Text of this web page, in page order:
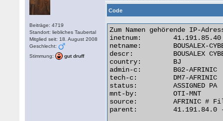
Beiträge: 4719
Standort: liebliches Taubertal
Mitglied seit: 18. August 2008
Geschlecht:
Stimmung:
gut druff
Code
Zum Namen gehörende IP-
inetnum:
netname:        BOUSALEX-
descr:          BOUSALEX
country:        BJ
admin-c:        BG2-AFRINIC
tech-c:         DM7-AFRINIC
status:         ASSIGNED PA
mnt-by:         OTI-MNT
source:         AFRINIC #
parent:         41.191.84.0